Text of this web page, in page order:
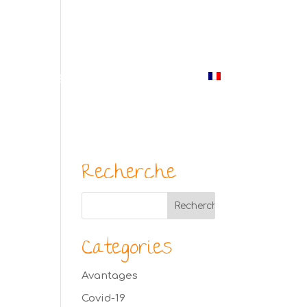
Blogue
Recherche
Categories
Avantages
Covid-19